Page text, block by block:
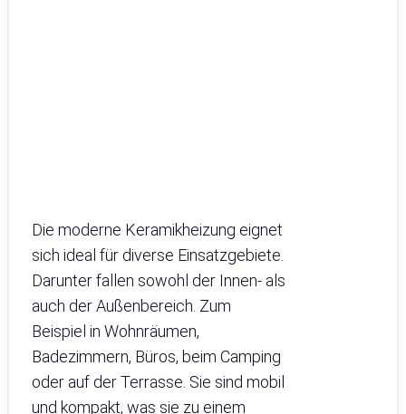
Die moderne Keramikheizung eignet
sich ideal für diverse Einsatzgebiete.
Darunter fallen sowohl der Innen- als
auch der Außenbereich. Zum
Beispiel in Wohnräumen,
Badezimmern, Büros, beim Camping
oder auf der Terrasse. Sie sind mobil
und kompakt, was sie zu einem